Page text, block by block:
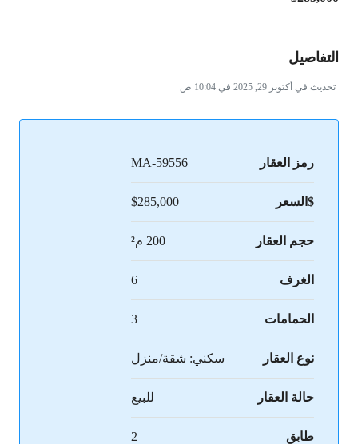
التفاصيل
تحديث في أكتوبر 29, 2025 في 10:04 ص
رمز العقار MA-59556
$السعر $285,000
حجم العقار 200 م²
الغرف 6
الحمامات 3
نوع العقار سكني: شقة/منزل
حالة العقار للبيع
طابق 2